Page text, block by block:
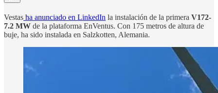
Vestas ha anunciado en LinkedIn la instalación de la primera V172-
7.2 MW de la plataforma EnVentus. Con 175 metros de altura de
buje, ha sido instalada en Salzkotten, Alemania.